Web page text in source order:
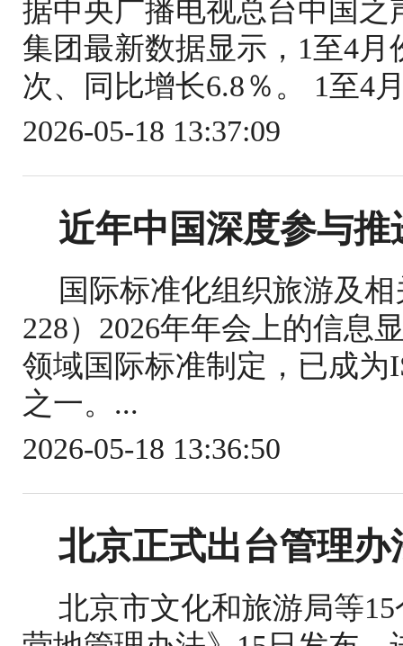
据中央广播电视总台中国
集团最新数据显示，1至4月
次、同比增长6.8％。 1至4
2026-05-18 13:37:09
近年中国深度参与
国际标准化组织旅游及
228）2026年年会上的信息
领域国际标准制定，已成为
之一。...
2026-05-18 13:36:50
北京正式出台管理
北京市文化和旅游局等